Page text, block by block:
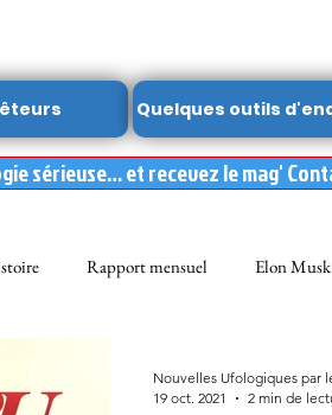
Quelques outils
sérieuse… et recevez le mag'
Rapport mensuel Elon Musk
Nouvelles Ufologiques par
19 oct. 2021
2 min de